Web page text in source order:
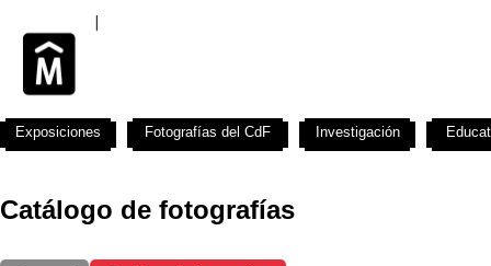
Catálogo de fotografías
Exposiciones Fotografías del CdF Investigación